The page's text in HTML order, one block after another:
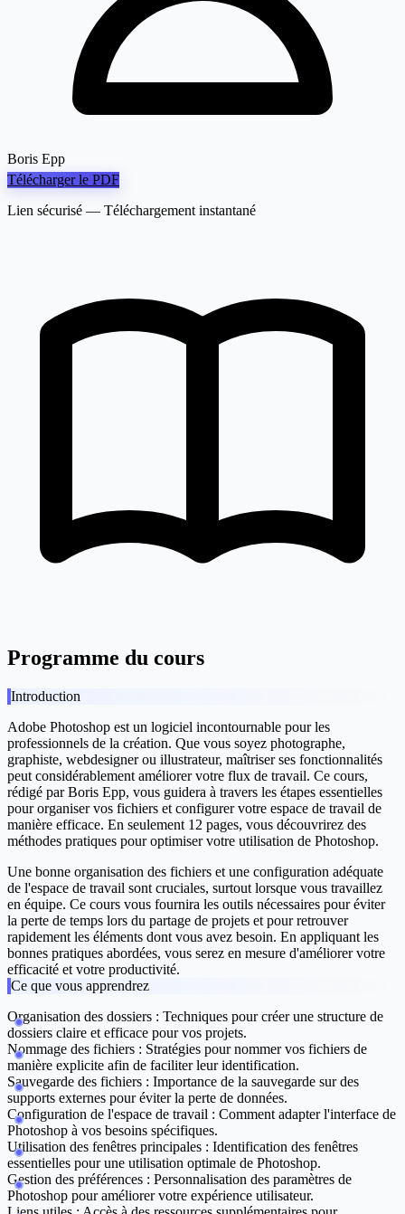
Boris Epp
Télécharger le PDF
Lien sécurisé — Téléchargement instantané
Programme du cours
Introduction
Adobe Photoshop est un logiciel incontournable pour les
professionnels de la création. Que vous soyez photographe,
graphiste, webdesigner ou illustrateur, maîtriser ses fonctionnalités
peut considérablement améliorer votre flux de travail. Ce cours,
rédigé par Boris Epp, vous guidera à travers les étapes essentielles
pour organiser vos fichiers et configurer votre espace de travail de
manière efficace. En seulement 12 pages, vous découvrirez des
méthodes pratiques pour optimiser votre utilisation de Photoshop.
Une bonne organisation des fichiers et une configuration adéquate
de l'espace de travail sont cruciales, surtout lorsque vous travaillez
en équipe. Ce cours vous fournira les outils nécessaires pour éviter
la perte de temps lors du partage de projets et pour retrouver
rapidement les éléments dont vous avez besoin. En appliquant les
bonnes pratiques abordées, vous serez en mesure d'améliorer votre
efficacité et votre productivité.
Ce que vous apprendrez
Organisation des dossiers : Techniques pour créer une structure de
dossiers claire et efficace pour vos projets.
Nommage des fichiers : Stratégies pour nommer vos fichiers de
manière explicite afin de faciliter leur identification.
Sauvegarde des fichiers : Importance de la sauvegarde sur des
supports externes pour éviter la perte de données.
Configuration de l'espace de travail : Comment adapter l'interface de
Photoshop à vos besoins spécifiques.
Utilisation des fenêtres principales : Identification des fenêtres
essentielles pour une utilisation optimale de Photoshop.
Gestion des préférences : Personnalisation des paramètres de
Photoshop pour améliorer votre expérience utilisateur.